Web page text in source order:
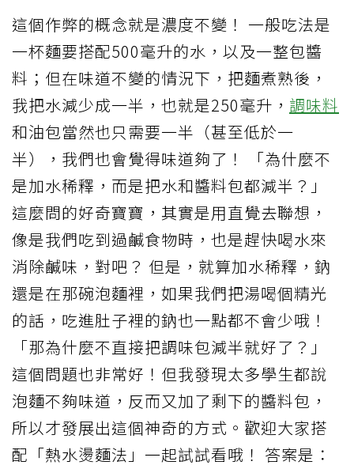
這個作弊的概念就是濃度不變！ 一般吃法是
一杯麵要搭配500毫升的水，以及一整包醬
料；但在味道不變的情況下，把麵煮熟後，
我把水減少成一半，也就是250毫升， 調味料
和油包當然也只需要一半（甚至低於一
半），我們也會覺得味道夠了！ 「為什麼不
是加水稀釋，而是把水和醬料包都減半？」
這麼問的好奇寶寶，其實是用直覺去聯想，
像是我們吃到過鹹食物時，也是趕快喝水來
消除鹹味，對吧？ 但是，就算加水稀釋，鈉
還是在那碗泡麵裡，如果我們把湯喝個精光
的話，吃進肚子裡的鈉也一點都不會少哦！
「那為什麼不直接把調味包減半就好了？」
這個問題也非常好！但我發現太多學生都說
泡麵不夠味道，反而又加了剩下的醬料包，
所以才發展出這個神奇的方式。歡迎大家搭
配「熱水燙麵法」一起試試看哦！ 答案是：